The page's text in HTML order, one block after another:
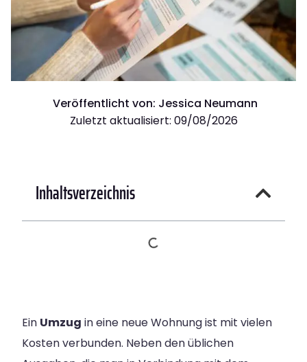
Veröffentlicht von: Jessica Neumann
Zuletzt aktualisiert: 09/08/2026
Inhaltsverzeichnis
Ein Umzug in eine neue Wohnung ist mit vielen
Kosten verbunden. Neben den üblichen